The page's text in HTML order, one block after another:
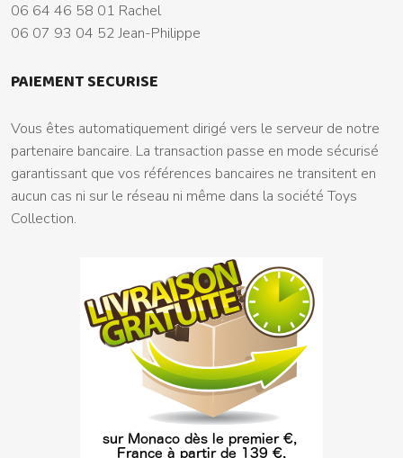
06 64 46 58 01 Rachel
06 07 93 04 52 Jean-Philippe
PAIEMENT SECURISE
Vous êtes automatiquement dirigé vers le serveur de notre
partenaire bancaire. La transaction passe en mode sécurisé
garantissant que vos références bancaires ne transitent en
aucun cas ni sur le réseau ni même dans la société Toys
Collection.